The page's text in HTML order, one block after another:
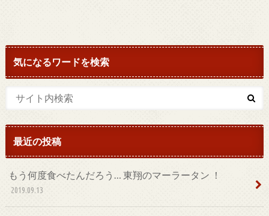
気になるワードを検索
最近の投稿
もう何度食べたんだろう… 東翔のマーラータン ！
2019.09.13